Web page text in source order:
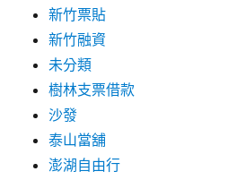
新竹票貼
新竹融資
未分類
樹林支票借款
沙發
泰山當舖
澎湖自由行